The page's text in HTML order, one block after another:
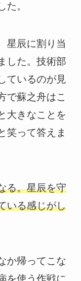
た。
星辰に割り当
した。技術部
ているのが見
で蘇之舟はこ
大きなことを
笑って答えま
る。星辰を守
いる感じがし
か帰ってこな
を使う作戦に